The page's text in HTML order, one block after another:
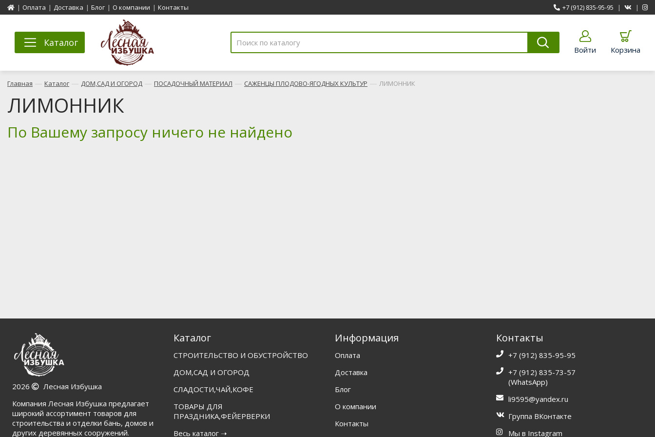
| Оплата | Доставка | Блог | О компании | Контакты +7 (912) 835-95-95 | |
Каталог
Войти Корзина
Главная — Каталог — ДОМ,САД И ОГОРОД — ПОСАДОЧНЫЙ МАТЕРИАЛ — САЖЕНЦЫ ПЛОДОВО-ЯГОДНЫХ КУЛЬТУР — ЛИМОННИК
ЛИМОННИК
По Вашему запросу ничего не найдено
2026
Лесная Избушка
Компания Лесная Избушка предлагает
широкий ассортимент товаров для
строительства и отделки бань, домов и
других деревянных сооружений.
Каталог
СТРОИТЕЛЬСТВО И ОБУСТРОЙСТВО
ДОМ,САД И ОГОРОД
СЛАДОСТИ,ЧАЙ,КОФЕ
ТОВАРЫ ДЛЯ
ПРАЗДНИКА,ФЕЙЕРВЕРКИ
Весь каталог ➝
Информация
Оплата
Доставка
Блог
О компании
Контакты
Контакты
+7 (912) 835-95-95
+7 (912) 835-73-57
(WhatsApp)
li9595@yandex.ru
Группа ВКонтакте
Мы в Instagram